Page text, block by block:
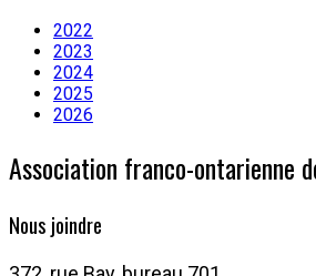
2022
2023
2024
2025
2026
Association franco-ontarienne
Nous joindre